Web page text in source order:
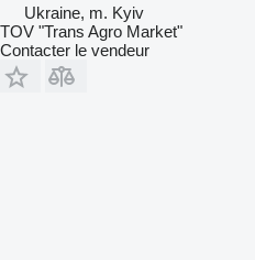
Ukraine, m. Kyiv
TOV "Trans Agro Market"
Contacter le vendeur